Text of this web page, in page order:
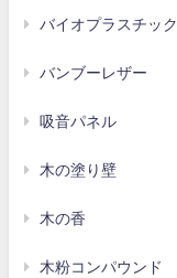
バイオプラスチック
バンブーレザー
吸音パネル
木の塗り壁
木の香
木粉コンパウンド